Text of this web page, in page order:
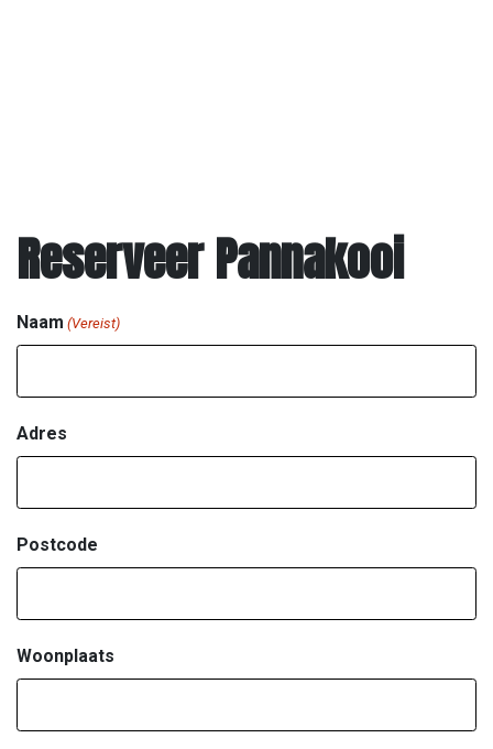
Reserveer Pannakooi
Naam (Vereist)
Adres
Postcode
Woonplaats